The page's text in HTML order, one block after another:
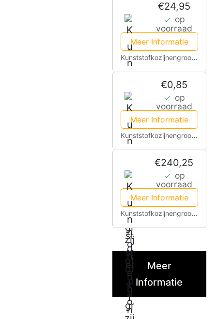
€24,95
op
voorraad
Meer Informatie
Kunststofkozijnengroothandel.nl
€0,85
op
voorraad
Meer Informatie
Kunststofkozijnengroothandel.nl
€240,25
op
voorraad
Meer Informatie
Kunststofkozijnengroothandel.nl
Meer
Informatie